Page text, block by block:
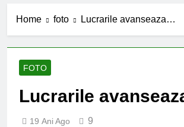
Home foto Lucrarile avanseaza…
FOTO
Lucrarile
19 Ani Ago 9